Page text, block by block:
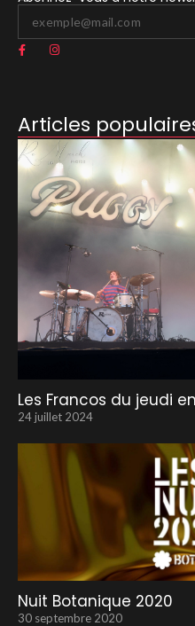
Articles
Les Francos du jeudi
24 juillet 2024
Nuit Botanique 2020
30 septembre 2020